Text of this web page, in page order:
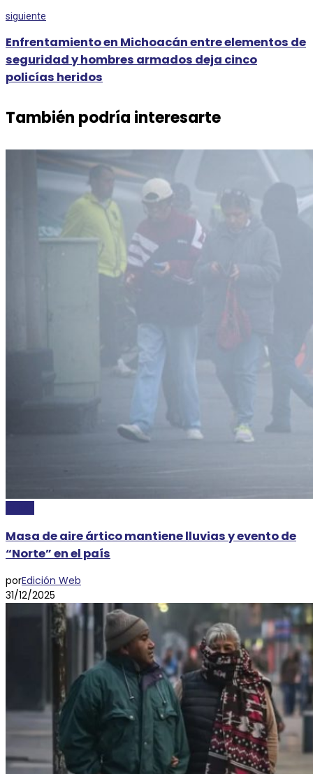
siguiente
Enfrentamiento en Michoacán entre elementos de
seguridad y hombres armados deja cinco
policías heridos
También podría interesarte
Masa de aire ártico mantiene lluvias y evento de
“Norte” en el país
porEdición Web
31/12/2025